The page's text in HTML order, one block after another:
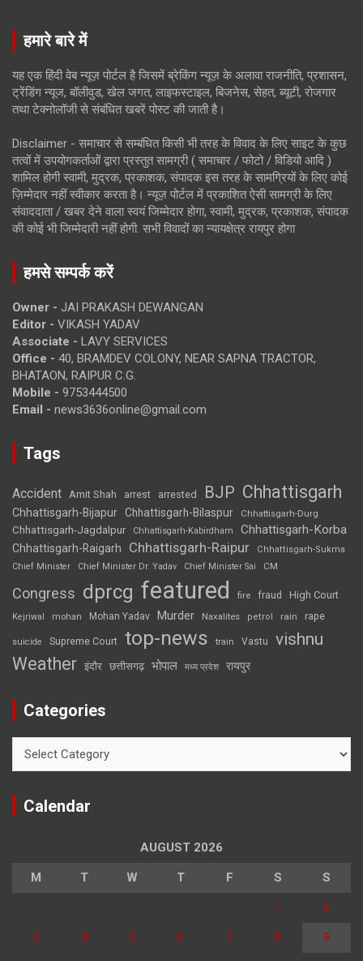
हमारे बारे में
यह एक हिंदी वेब न्यूज़ पोर्टल है जिसमें ब्रेकिंग न्यूज़ के अलावा राजनीति, प्रशासन,
ट्रेंडिंग न्यूज, बॉलीवुड, खेल जगत, लाइफस्टाइल, बिजनेस, सेहत, ब्यूटी, रोजगार
तथा टेक्नोलॉजी से संबंधित खबरें पोस्ट की जाती है।
Disclaimer - समाचार से सम्बंधित किसी भी तरह के विवाद के लिए साइट के कुछ
तत्वों में उपयोगकर्ताओं द्वारा प्रस्तुत सामग्री ( समाचार / फोटो / विडियो आदि )
शामिल होगी स्वामी, मुद्रक, प्रकाशक, संपादक इस तरह के सामग्रियों के लिए कोई
ज़िम्मेदार नहीं स्वीकार करता है। न्यूज़ पोर्टल में प्रकाशित ऐसी सामग्री के लिए
संवाददाता / खबर देने वाला स्वयं जिम्मेदार होगा, स्वामी, मुद्रक, प्रकाशक, संपादक
की कोई भी जिम्मेदारी नहीं होगी. सभी विवादों का न्यायक्षेत्र रायपुर होगा
हमसे सम्पर्क करें
Owner - JAI PRAKASH DEWANGAN
Editor - VIKASH YADAV
Associate - LAVY SERVICES
Office - 40, BRAMDEV COLONY, NEAR SAPNA TRACTOR,
BHATAON, RAIPUR C.G.
Mobile - 9753444500
Email - news3636online@gmail.com
Tags
Accident Amit Shah arrest arrested BJP Chhattisgarh
Chhattisgarh-Bijapur Chhattisgarh-Bilaspur Chhattisgarh-Durg
Chhattisgarh-Jagdalpur Chhattisgarh-Kabirdham Chhattisgarh-Korba
Chhattisgarh-Raigarh Chhattisgarh-Raipur
Chhattisgarh-Sukma
Chief Minister
Chief Minister Dr. Yadav Chief Minister Sai CM
Congress dprcg featured fire fraud High Court
Kejriwal mohan Mohan Yadav Murder Naxalites petrol rain rape
suicide Supreme Court top-news train Vastu vishnu
Weather इंदौर छत्तीसगढ़ भोपाल मध्य प्रदेश रायपुर
Categories
Calendar
AUGUST 2026
M T W T F S S
1 2
3 4 5 6 7 8 9